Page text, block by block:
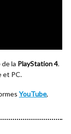
la PlayStation 4.
et PC.
YouTube,